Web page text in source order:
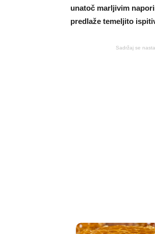
unatoč marljivim
predlaže temeljito
Sadržaj se